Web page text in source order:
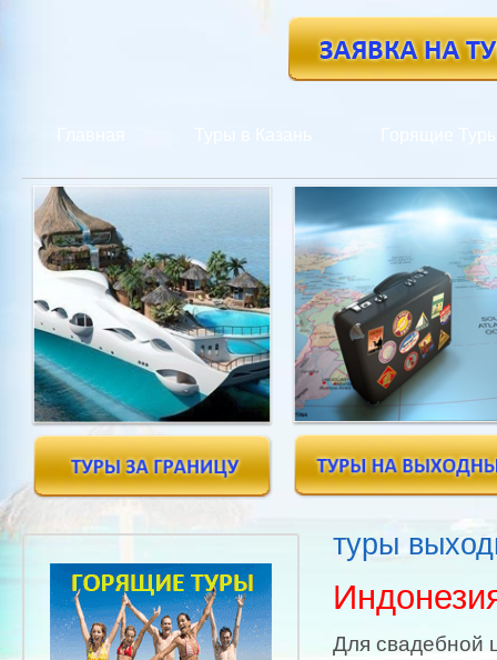
туры
Для свадебной